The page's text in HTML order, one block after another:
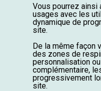
Vous pourrez ainsi
usages avec les
dynamique de
site.
De la même façon
des zones de
personnalisation
complémentaire,
progressivement
site.